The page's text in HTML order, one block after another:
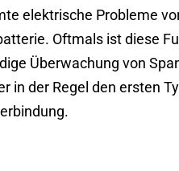
elektrische Probleme
Oftmals ist diese
Überwachung von
der Regel den ersten